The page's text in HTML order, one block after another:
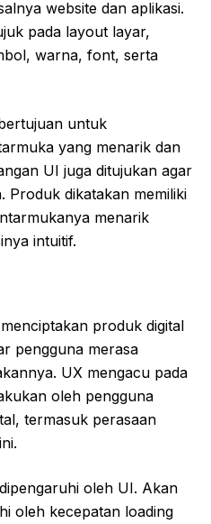
website dan aplikasi.
pada layout layar,
warna, font, serta
untuk
yang menarik dan
UI juga ditujukan agar
Produk dikatakan memiliki
menarik
intuitif.
produk digital
pengguna merasa
UX mengacu pada
oleh pengguna
termasuk perasaan
oleh UI. Akan
oleh kecepatan loading